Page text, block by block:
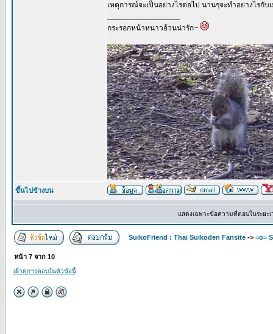
เหตุการณ์จะเป็นอย่างไรต่อไป นานๆจะทำอย่างไรกั
กระรอกหน้าหนาวอ้วนน่ารัก~
ขึ้นไปข้างบน
แสดงเฉพาะข้อความที่ตอบในระยะ
SuikoFriend : Thai Suikoden Fansite -> =o=
หน้า 7 จาก 10
เฝ้าดูการตอบในหัวข้อนี้